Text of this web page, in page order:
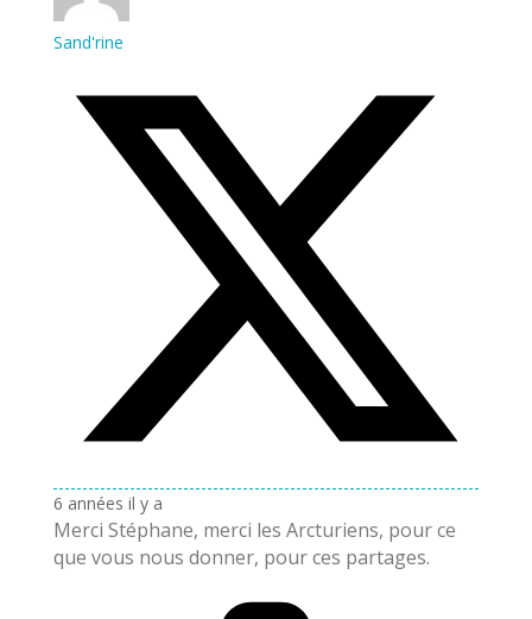
Sand'rine
6 années il y a
Merci Stéphane, merci les Arcturiens, pour ce
que vous nous donner, pour ces partages.